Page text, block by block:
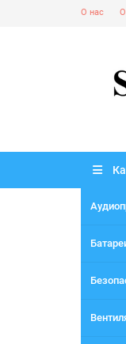
О нас